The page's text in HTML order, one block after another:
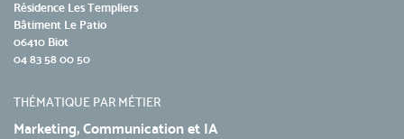
Résidence Les Templiers
Bâtiment Le Patio
06410 Biot
04 83 58 00 50
THÉMATIQUE PAR MÉTIER
Marketing, Communication et IA